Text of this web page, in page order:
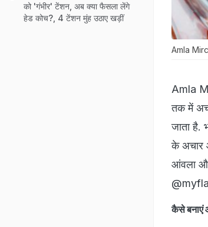
Amla
Amla
तक में
जाता है.
के अचार
आंवला
कैसे
को 'गंभीर' टेंशन, अब क्या फैसला लेंगे
हेड कोच?, 4 टेंशन मुंह उठाए खड़ीं